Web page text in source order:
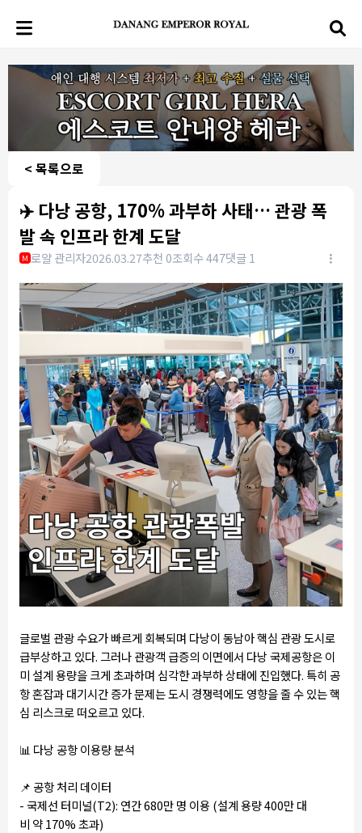
< 목록으로
✈️ 다낭 공항, 170% 과부하 사태… 관광 폭
발 속 인프라 한계 도달
M 로얄 관리자2026.03.27추천 0조회수 447댓글 1
글로벌 관광 수요가 빠르게 회복되며 다낭이 동남아 핵심 관광 도시로
급부상하고 있다. 그러나 관광객 급증의 이면에서 다낭 국제공항은 이
미 설계 용량을 크게 초과하며 심각한 과부하 상태에 진입했다. 특히 공
항 혼잡과 대기시간 증가 문제는 도시 경쟁력에도 영향을 줄 수 있는 핵
심 리스크로 떠오르고 있다.
📊 다낭 공항 이용량 분석
📌 공항 처리 데이터
- 국제선 터미널(T2): 연간 680만 명 이용 (설계 용량 400만 대
비 약 170% 초과)